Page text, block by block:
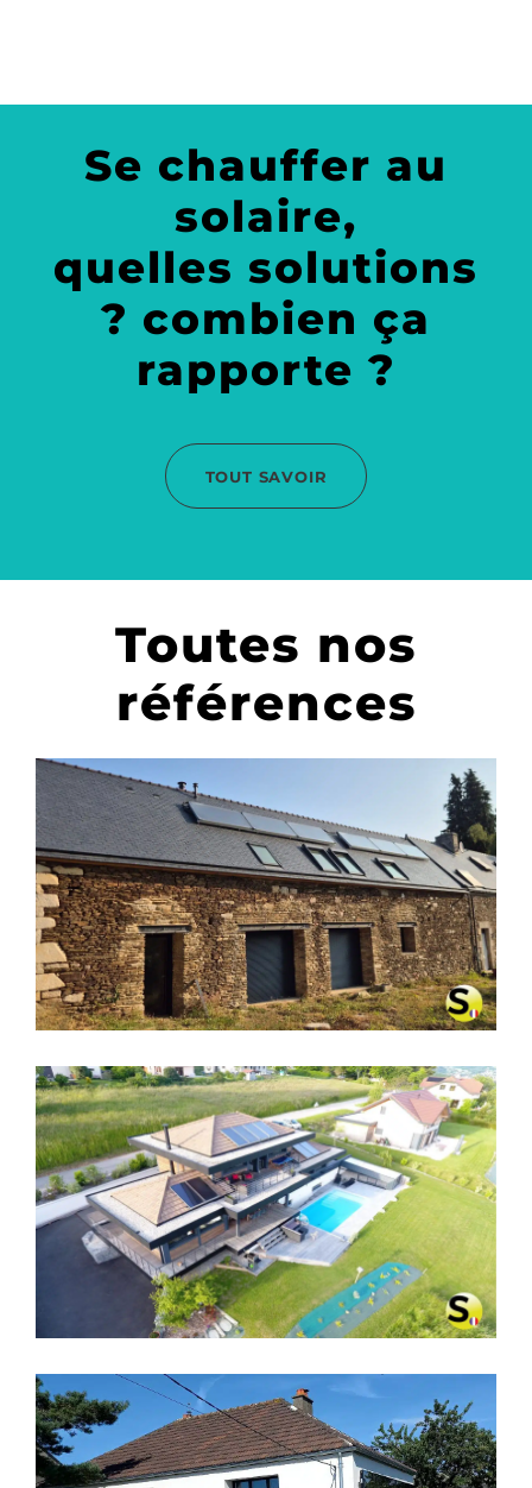
Se chauffer au
solaire,
quelles solutions
? combien ça
rapporte ?
TOUT SAVOIR
Toutes nos
références
CHAUFFAGE SOLAIRE SOLISART
SC2 À BIGNAN – MORBIHAN
CHAUFFAGE SOLAIRE SOLISART À
ANNECY, HAUTE-SAVOIE